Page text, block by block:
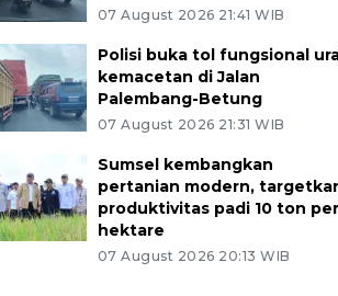
07 August 2026 21:41 WIB
Polisi buka tol fungsional
kemacetan di Jalan
Palembang-Betung
07 August 2026 21:31 WIB
Sumsel kembangkan
pertanian modern,
produktivitas padi 10 ton per
hektare
07 August 2026 20:13 WIB